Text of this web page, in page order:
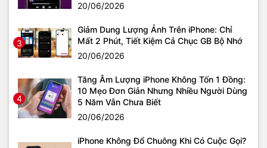
20/06/2026
3
Giảm Dung Lượng Ảnh Trên iPhone: Chỉ
Mất 2 Phút, Tiết Kiệm Cả Chục GB Bộ Nhớ
20/06/2026
4
Tăng Âm Lượng iPhone Không Tốn 1 Đồng:
10 Mẹo Đơn Giản Nhưng Nhiều Người Dùng
5 Năm Vẫn Chưa Biết
20/06/2026
iPhone Không Đổ Chuông Khi Có Cuộc Gọi?